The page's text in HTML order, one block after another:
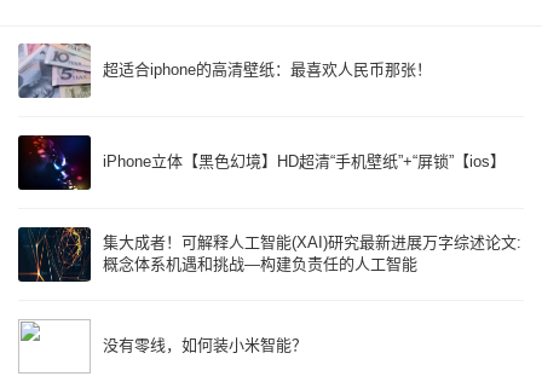
超适合iphone的高清壁纸：最喜欢人民币那张！
iPhone立体【黑色幻境】HD超清“手机壁纸”+“屏锁”【ios】
集大成者！可解释人工智能(XAI)研究最新进展万字综述论文:
概念体系机遇和挑战—构建负责任的人工智能
没有零线，如何装小米智能？